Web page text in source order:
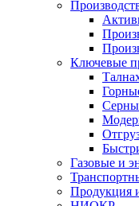
Ключевые
Газовые и
Продукция